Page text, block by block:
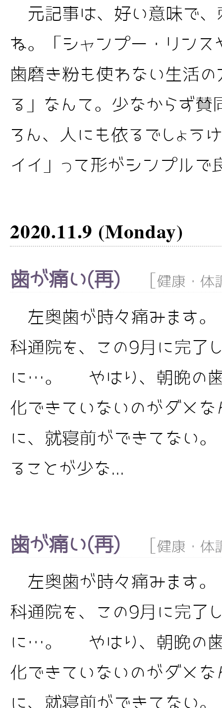
元記事は、好い意味で、
ね。「シャンプー・リンス
歯磨き粉も使わない生活の
る」なんて。少なからず
ろん、人にも依るでしょう
イイ」って形がシンプルで
2020.11.9 (Monday)
歯が痛い(再) 健康・体
左奥歯が時々痛みます
科通院を、この9月に完了
に…。 やはり、朝晩の歯
化できていないのがダメな
に、就寝前ができてない
ることが少な...
歯が痛い(再) 健康・体
左奥歯が時々痛みます
科通院を、この9月に完了
に…。 やはり、朝晩の歯
化できていないのがダメな
に、就寝前ができてない